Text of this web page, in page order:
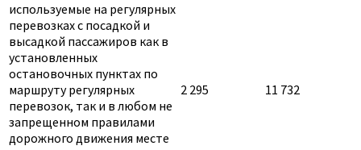
используемые на регулярных
перевозках с посадкой и
высадкой пассажиров как в
установленных
остановочных пунктах по
маршруту регулярных
перевозок, так и в любом не
запрещенном правилами
дорожного движения месте
2 295 11 732